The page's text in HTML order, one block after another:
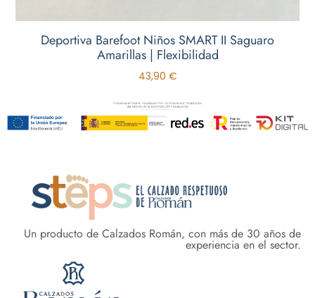
Deportiva Barefoot Niños SMART II Saguaro
Amarillas | Flexibilidad
43,90 €
Un producto de Calzados Román, con más de 30 años de
experiencia en el sector.